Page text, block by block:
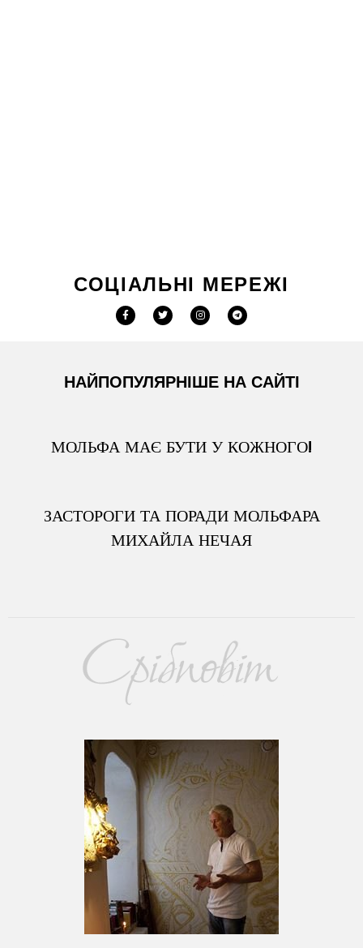
СОЦІАЛЬНІ МЕРЕЖІ
НАЙПОПУЛЯРНІШЕ НА САЙТІ
МОЛЬФА МАЄ БУТИ У КОЖНОГО!
ЗАСТОРОГИ ТА ПОРАДИ МОЛЬФАРА
МИХАЙЛА НЕЧАЯ